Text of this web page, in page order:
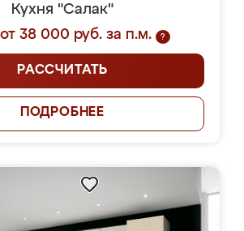
Кухня "Салак"
38 000 руб. за п.м.
?
РАССЧИТАТЬ
ПОДРОБНЕЕ